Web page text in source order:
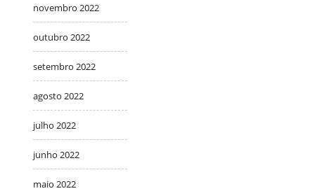
novembro 2022
outubro 2022
setembro 2022
agosto 2022
julho 2022
junho 2022
maio 2022